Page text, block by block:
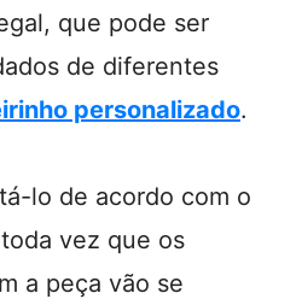
que pode ser
de diferentes
personalizado.
lo de acordo com o
vez que os
a peça vão se